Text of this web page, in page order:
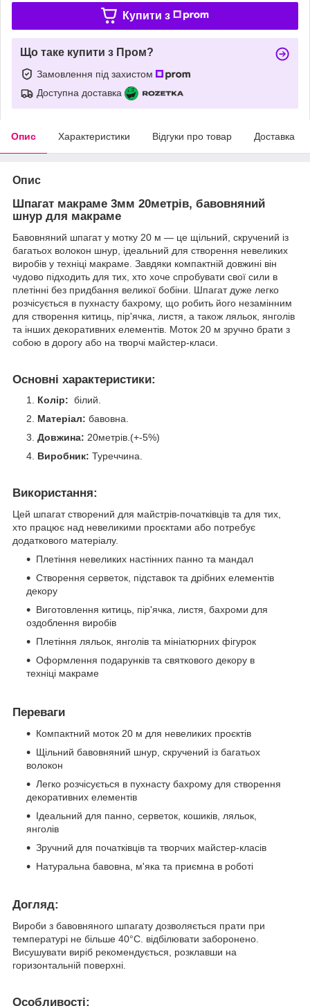
Купити з
Що таке купити з Пром?
Замовлення під захистом
Доступна доставка
Опис Характеристики Відгуки про товар Доставка
Опис
Шпагат макраме 3мм 20метрів, бавовняний
шнур для макраме
Бавовняний шпагат у мотку 20 м — це щільний, скручений із
багатьох волокон шнур, ідеальний для створення невеликих
виробів у техніці макраме. Завдяки компактній довжині він
чудово підходить для тих, хто хоче спробувати свої сили в
плетінні без придбання великої бобіни. Шпагат дуже легко
розчісується в пухнасту бахрому, що робить його незамінним
для створення китиць, пір'ячка, листя, а також ляльок, янголів
та інших декоративних елементів. Моток 20 м зручно брати з
собою в дорогу або на творчі майстер-класи.
Основні характеристики:
Колір: білий.
Матеріал: бавовна.
Довжина: 20метрів.(+-5%)
Виробник: Туреччина.
Використання:
Цей шпагат створений для майстрів-початківців та для тих,
хто працює над невеликими проєктами або потребує
додаткового матеріалу.
Плетіння невеликих настінних панно та мандал
Створення серветок, підставок та дрібних елементів
декору
Виготовлення китиць, пір'ячка, листя, бахроми для
оздоблення виробів
Плетіння ляльок, янголів та мініатюрних фігурок
Оформлення подарунків та святкового декору в
техніці макраме
Переваги
Компактний моток 20 м для невеликих проєктів
Щільний бавовняний шнур, скручений із багатьох
волокон
Легко розчісується в пухнасту бахрому для створення
декоративних елементів
Ідеальний для панно, серветок, кошиків, ляльок,
янголів
Зручний для початківців та творчих майстер-класів
Натуральна бавовна, м'яка та приємна в роботі
Догляд:
Вироби з бавовняного шпагату дозволяється прати при
температурі не більше 40°С. відбілювати заборонено.
Висушувати виріб рекомендується, розклавши на
горизонтальній поверхні.
Особливості: